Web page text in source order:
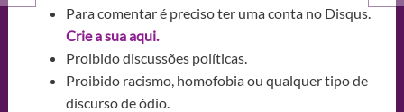
Para comentar é preciso ter uma conta no Disqus.
Crie a sua aqui.
Proibido discussões políticas.
Proibido racismo, homofobia ou qualquer tipo de
discurso de ódio.